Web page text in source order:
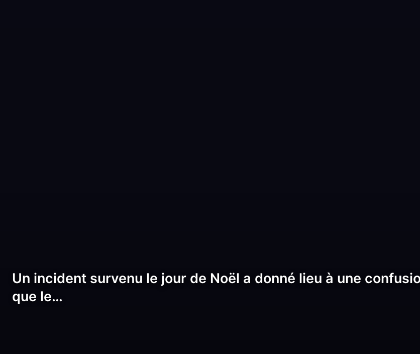
Un incident survenu le jour de Noël a donné lieu à une
que le…